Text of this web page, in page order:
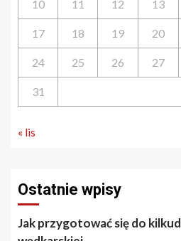
10 11 12 13
17 18 19 20
24 25 26 27
31
« lis
Ostatnie wpisy
Jak przygotować się do